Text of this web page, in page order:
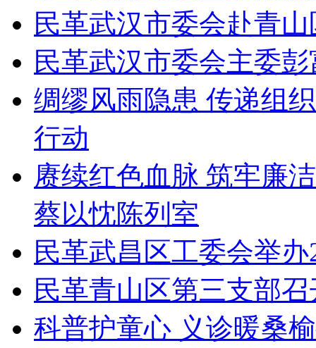
民革武汉市委会赴青
民革武汉市委会主委
绸缪风雨隐患 传递组
行动
赓续红色血脉 筑牢廉
蔡以忱陈列室
民革武昌区工委会举
民革青山区第三支部
科普护童心 义诊暖桑